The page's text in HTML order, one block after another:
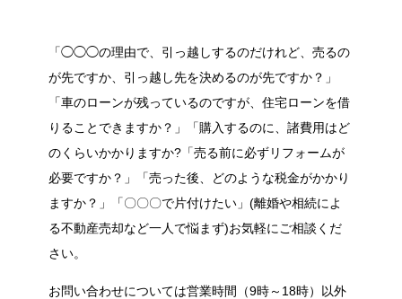
「◯◯◯の理由で、引っ越しするのだけれど、売るの
が先ですか、引っ越し先を決めるのが先ですか？」
「車のローンが残っているのですが、住宅ローンを借
りることできますか？」「購入するのに、諸費用はど
のくらいかかりますか?「売る前に必ずリフォームが
必要ですか？」「売った後、どのような税金がかかり
ますか？」「〇〇〇で片付けたい」(離婚や相続によ
る不動産売却など一人で悩まず)お気軽にご相談くだ
さい。
お問い合わせについては営業時間（9時～18時）以外